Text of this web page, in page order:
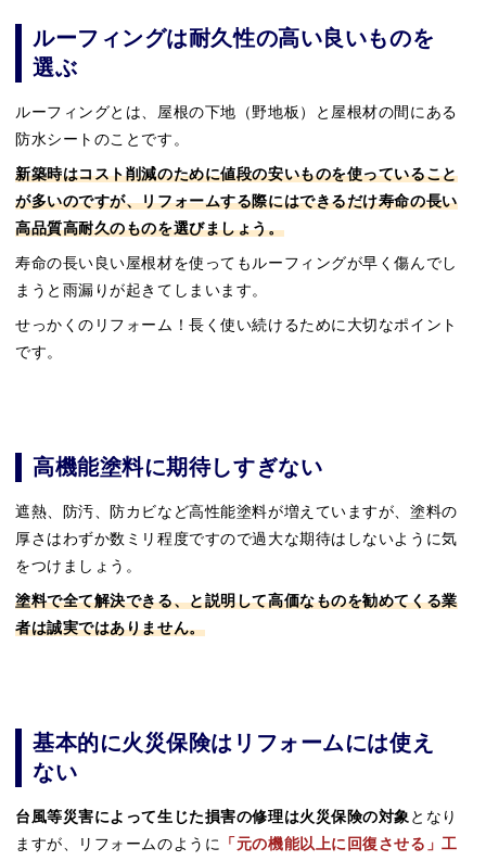
ルーフィングは耐久性の高い良いものを
選ぶ
ルーフィングとは、屋根の下地（野地板）と屋根材の間にある
防水シートのことです。
新築時はコスト削減のために値段の安いものを使っていること
が多いのですが、リフォームする際にはできるだけ寿命の長い
高品質高耐久のものを選びましょう。
寿命の長い良い屋根材を使ってもルーフィングが早く傷んでし
まうと雨漏りが起きてしまいます。
せっかくのリフォーム！長く使い続けるために大切なポイント
です。
高機能塗料に期待しすぎない
遮熱、防汚、防カビなど高性能塗料が増えていますが、塗料の
厚さはわずか数ミリ程度ですので過大な期待はしないように気
をつけましょう。
塗料で全て解決できる、と説明して高価なものを勧めてくる業
者は誠実ではありません。
基本的に火災保険はリフォームには使え
ない
台風等災害によって生じた損害の修理は火災保険の対象 となり
ますが、リフォームのように
「元の機能以上に回復させる」工